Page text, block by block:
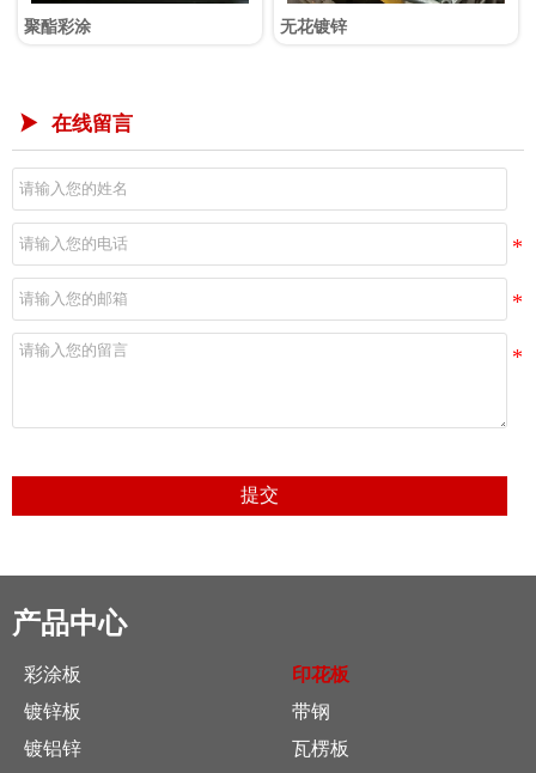
聚酯彩涂 无花镀锌
 在线留言
提交
产品中心
彩涂板
镀锌板
镀铝锌
印花板
带钢
瓦楞板